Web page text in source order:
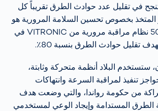
تنجح في تقليل عدد حوادث الطرق تقريباً كل
المتخذ بخصوص تحسين السلامة المرورية هو
تركيب أكثر من 500 نظام مراقبة مرورية من VITRONIC في
تقليل حوادث الطرق بنسبة 80٪.
البلاد أنظمة متحركة وثابتة،
تنفيذ لمراقبة السرعة وانتهاكات
من حكومة رواندا، والتي وضعت هدف
الطرق المستدامة وإيجاد الوعي لمستخدمي